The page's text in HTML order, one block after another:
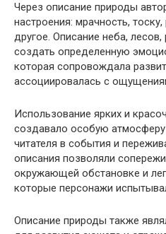
Через описание природы
настроения: мрачность,
другое. Описание неба,
создать определенную
которая сопровождала
ассоциировалась с
Использование ярких и
создавало особую
читателя в события и
описания позволяли
окружающей обстановке и
которые персонажи
Описание природы также